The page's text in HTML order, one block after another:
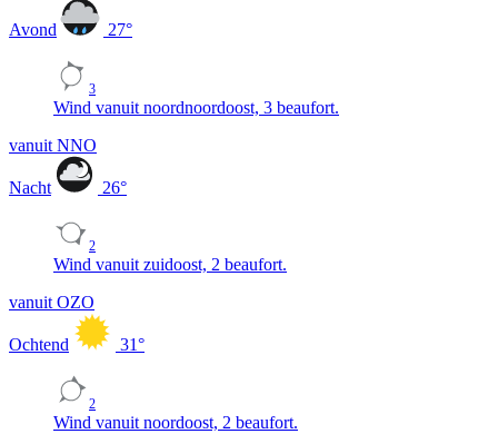
Avond 27°
3
Wind vanuit noordnoordoost, 3 beaufort.
vanuit NNO
Nacht 26°
2
Wind vanuit zuidoost, 2 beaufort.
vanuit OZO
Ochtend 31°
2
Wind vanuit noordoost, 2 beaufort.